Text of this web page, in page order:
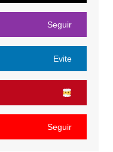
Seguir
Evite
Seguir